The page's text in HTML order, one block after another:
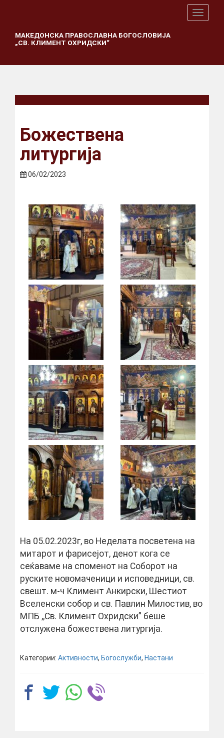
T
o
e
v
i
МАКЕДОНСКА ПРАВОСЛАВНА БОГОСЛОВИЈА
„СВ. КЛИМЕНТ ОХРИДСКИ“
Божествена
литургија
06/02/2023
На 05.02.2023г, во Неделата посветена на
митарот и фарисејот, денот кога се
сеќаваме на споменот на Соборот на
руските новомаченици и исповедници, св.
свешт. м-ч Климент Анкирски, Шестиот
Вселенски собор и св. Павлин Милостив, во
МПБ ,,Св. Климент Охридски” беше
отслужена божествена литургија.
Категории: Активности, Богослужби, Настани